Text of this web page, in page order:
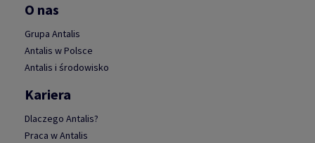
O nas
Grupa Antalis
Antalis w Polsce
Antalis i środowisko
Kariera
Dlaczego Antalis?
Praca w Antalis